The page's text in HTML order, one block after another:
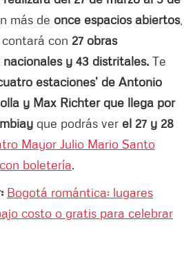
más de once espacios abiertos,
con 27 obras
y 43 distritales. Te
estaciones’ de Antonio
y Max Richter que llega por
y que podrás ver el 27 y 28
Mayor Julio Mario Santo
boletería.
Bogotá romántica: lugares
costo o gratis para celebrar